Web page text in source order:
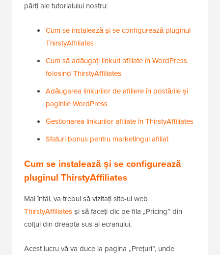
părți ale tutorialului nostru:
Cum se instalează și se configurează pluginul
ThirstyAffiliates
Cum să adăugați linkuri afiliate în WordPress
folosind ThirstyAffiliates
Adăugarea linkurilor de afiliere în postările și
paginile WordPress
Gestionarea linkurilor afiliate în ThirstyAffiliates
Sfaturi bonus pentru marketingul afiliat
Cum se instalează și se configurează
pluginul ThirstyAffiliates
Mai întâi, va trebui să vizitați site-ul web
ThirstyAffiliatesși să faceți clic pe fila „Pricing” din
colțul din dreapta sus al ecranului.
Acest lucru vă va duce la pagina „Prețuri”, unde